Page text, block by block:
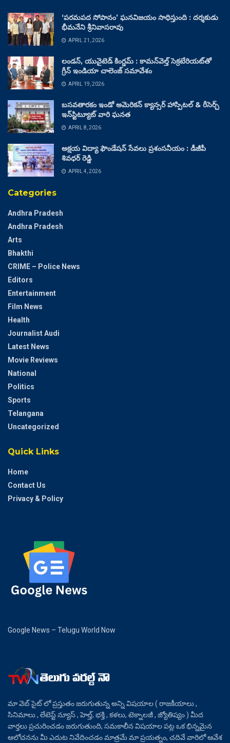
‘పరమపద సోపానం’ ఘనవిజయం సాధిస్తుంది : దర్శకుడు
భీమనేని శ్రీనివాసరావు
APRIL 21, 2026
లండన్, యునైటెడ్ కింగ్డమ్ : కామన్‌వెల్త్ సెక్రటేరియట్‌తో
గ్రీన్ ఇండియా చాలెంజ్ సమావేశం
APRIL 19, 2026
బసవతారకం ఇండో అమెరికన్ క్యాన్సర్ హాస్పిటల్ & రీసెర్చ్
ఇన్‌స్టిట్యూట్ వారి ఘనత
APRIL 8, 2026
అక్షయ విద్యా ఫౌండేషన్ సేవలు ప్రశంసనీయం : డీజీపీ
శివధర్ రెడ్డి
APRIL 4, 2026
Categories
Andhra Pradesh
Andhra Pradesh
Arts
Bhakthi
CRIME – Police News
Editors
Entertainment
Film News
Health
Journalist Audi
Latest News
Movie Reviews
National
Politics
Sports
Telangana
Uncategorized
Quick Links
Home
Contact Us
Privacy & Policy
Google News – Telugu World Now
మా వెబ్ సైట్ లో ప్రస్తుతం జరుగుతున్న అన్ని విషయాల ( రాజకీయాలు ,
సినిమాలు , లేటెస్ట్ న్యూస్ , హెల్త్, భక్తి , కళలు, టెక్నాలజీ , జ్యోతిష్యం ) మీద
వార్తలు ప్రచురించడం జరుగుతుంది, సమకాలీన విషయాల పట్ల ఒక భిన్నమైన
ఆలోచనను మీ ఎదుట నివేదించడం మాత్రమే మా ప్రయత్నం, చదివే వారిలో ఆవేశ